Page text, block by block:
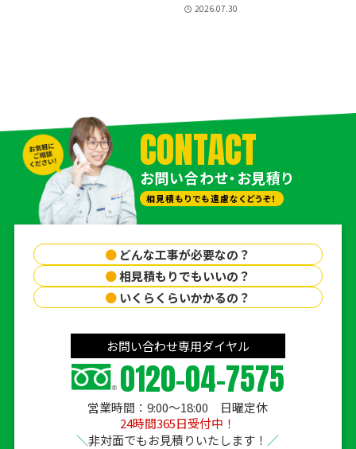
2026.07.30
CONTACT
お問い合わせ・お見積り
相見積もりでも遠慮なくどうぞ！
● どんな工事が必要なの？
●相見積もりでもいいの？
● いくらくらいかかるの？
お問い合わせ専用ダイヤル
0120-04-7575
営業時間：9:00〜18:00 日曜定休
24時間365日受付中！
非対面でもお見積りいたします！